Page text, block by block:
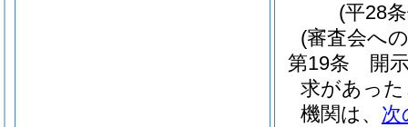
(平28
(審査会へ
第19条
開
求があっ
機関は、 次